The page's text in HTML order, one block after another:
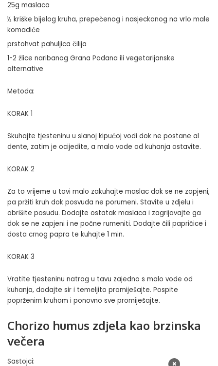
25g maslaca
½ kriške bijelog kruha, prepečenog i nasjeckanog na vrlo male
komadiće
prstohvat pahuljica čilija
1-2 žlice naribanog Grana Padana ili vegetarijanske
alternative
Metoda:
KORAK 1
Skuhajte tjesteninu u slanoj kipućoj vodi dok ne postane al
dente, zatim je ocijedite, a malo vode od kuhanja ostavite.
KORAK 2
Za to vrijeme u tavi malo zakuhajte maslac dok se ne zapjeni,
pa pržiti kruh dok posvuda ne porumeni. Stavite u zdjelu i
obrišite posudu. Dodajte ostatak maslaca i zagrijavajte ga
dok se ne zapjeni i ne počne rumeniti. Dodajte čili papričice i
dosta crnog papra te kuhajte 1 min.
KORAK 3
Vratite tjesteninu natrag u tavu zajedno s malo vode od
kuhanja, dodajte sir i temeljito promiješajte. Pospite
poprženim kruhom i ponovno sve promiješajte.
Chorizo humus zdjela kao brzinska
večera
Sastojci: